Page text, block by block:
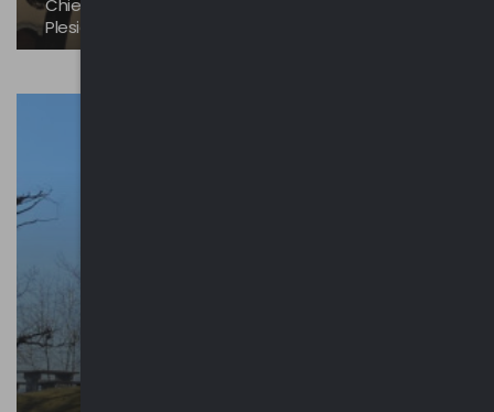
Chiesa di San Fedele e oratorio di San Giuseppe |
Plesio